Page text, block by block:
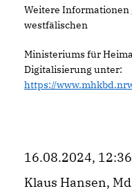
Weitere Informationen
westfälischen
Ministeriums für
Digitalisierung unter:
https://
16.08.2024,
Klaus Hansen,